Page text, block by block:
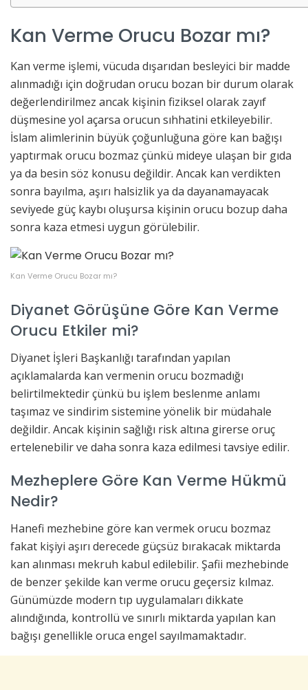
Kan Verme Orucu Bozar mı?
Kan verme işlemi, vücuda dışarıdan besleyici bir madde
alınmadığı için doğrudan orucu bozan bir durum olarak
değerlendirilmez ancak kişinin fiziksel olarak zayıf
düşmesine yol açarsa orucun sıhhatini etkileyebilir.
İslam alimlerinin büyük çoğunluğuna göre kan bağışı
yaptırmak orucu bozmaz çünkü mideye ulaşan bir gıda
ya da besin söz konusu değildir. Ancak kan verdikten
sonra bayılma, aşırı halsizlik ya da dayanamayacak
seviyede güç kaybı oluşursa kişinin orucu bozup daha
sonra kaza etmesi uygun görülebilir.
Kan Verme Orucu Bozar mı?
Diyanet Görüşüne Göre Kan Verme
Orucu Etkiler mi?
Diyanet İşleri Başkanlığı tarafından yapılan
açıklamalarda kan vermenin orucu bozmadığı
belirtilmektedir çünkü bu işlem beslenme anlamı
taşımaz ve sindirim sistemine yönelik bir müdahale
değildir. Ancak kişinin sağlığı risk altına girerse oruç
ertelenebilir ve daha sonra kaza edilmesi tavsiye edilir.
Mezheplere Göre Kan Verme Hükmü
Nedir?
Hanefi mezhebine göre kan vermek orucu bozmaz
fakat kişiyi aşırı derecede güçsüz bırakacak miktarda
kan alınması mekruh kabul edilebilir. Şafii mezhebinde
de benzer şekilde kan verme orucu geçersiz kılmaz.
Günümüzde modern tıp uygulamaları dikkate
alındığında, kontrollü ve sınırlı miktarda yapılan kan
bağışı genellikle oruca engel sayılmamaktadır.